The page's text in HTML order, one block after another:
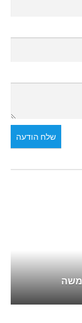
שלח הודעה